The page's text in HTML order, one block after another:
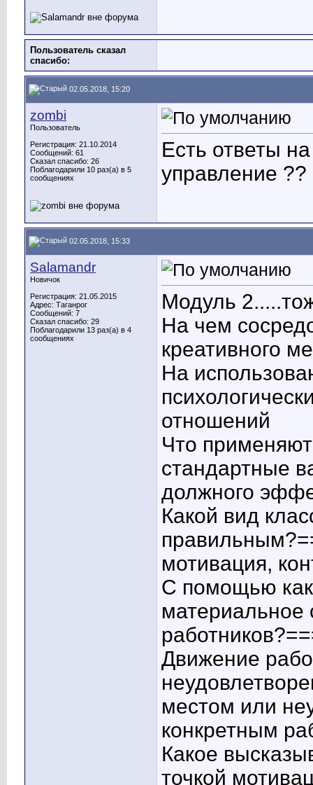
Пользователь сказал
cпасибо:
02.05.2018, 15:20
zombi
Пользователь
Регистрация: 21.10.2014
Сообщений: 61
Сказал спасибо: 26
Поблагодарили 10 раз(а) в 5
сообщениях
Есть ответы
управление ??
02.05.2018, 15:33
Salamandr
Новичок
Регистрация: 21.05.2015
Адрес: Таганрог
Сообщений: 7
Сказал спасибо: 29
Поблагодарили 13 раз(а) в 4
сообщениях
Модуль
На чем
креативного
На
отношений
Что применяют
стандартные
должного
Какой вид
мотивация,
С помощью
материальное
Движение
местом или
конкретным
Какое
точкой